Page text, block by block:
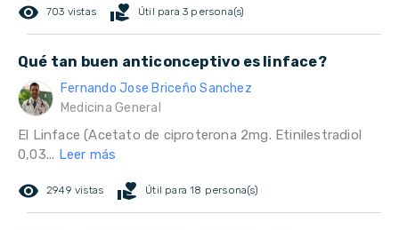
remove_red_eye 703 vistas volunteer_activism Útil para 3 persona(s)
Qué tan buen anticonceptivo es linface?
Fernando Jose Briceño Sanchez
Medicina General
El Linface (Acetato de ciproterona 2mg. Etinilestradiol
0,03... Leer más
remove_red_eye 2949 vistas volunteer_activism Útil para 18 persona(s)